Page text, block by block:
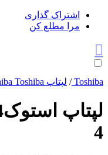
اشتراک گذاری
مرا مطلع کن
Toshiba
/ لپتاپ Toshiba Toshiba
4